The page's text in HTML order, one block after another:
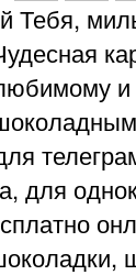
Тебя,
и
для